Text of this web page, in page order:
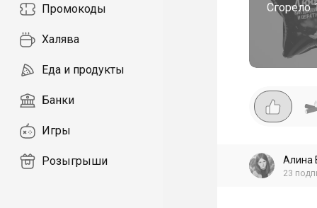
Промокоды
Халява
Еда и продукты
Банки
Игры
Розыгрыши
Сгорело
Алина
23